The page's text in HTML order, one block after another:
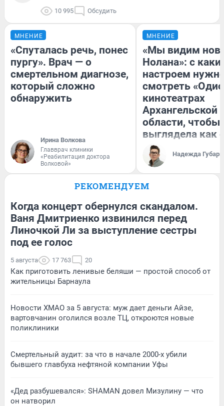
10 995 Обсудить
МНЕНИЕ
«Спуталась речь, понес
пургу». Врач — о
смертельном диагнозе,
который сложно
обнаружить
Ирина Волкова
Главврач клиники
«Реабилитация доктора
Волковой»
МНЕНИЕ
«Мы видим
Нолана»: с
настроем
смотреть
кинотеатрах
Архангельской
области, чтобы
выглядела как
Надежда Губарь
РЕКОМЕНДУЕМ
Когда концерт обернулся скандалом.
Ваня Дмитриенко извинился перед
Линочкой Ли за выступление сестры
под ее голос
5 августа 17 763 20
Как приготовить ленивые беляши — простой способ от
жительницы Барнаула
Новости ХМАО за 5 августа: муж дает деньги Айзе,
вартовчанин оголился возле ТЦ, откроются новые
поликлиники
Смертельный аудит: за что в начале 2000-х убили
бывшего главбуха нефтяной компании Уфы
«Дед разбушевался»: SHAMAN довел Мизулину — что
он натворил